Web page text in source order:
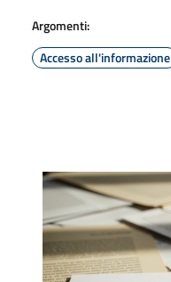
Argomenti:
Accesso all'informazione